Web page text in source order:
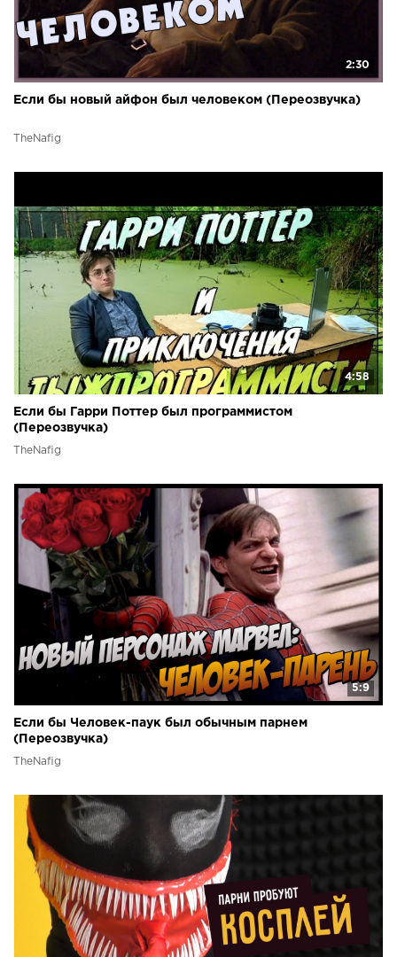
2:30
Если бы новый айфон был человеком (Переозвучка)
TheNafig
4:58
Если бы Гарри Поттер был программистом
(Переозвучка)
TheNafig
5:9
Если бы Человек-паук был обычным парнем
(Переозвучка)
TheNafig